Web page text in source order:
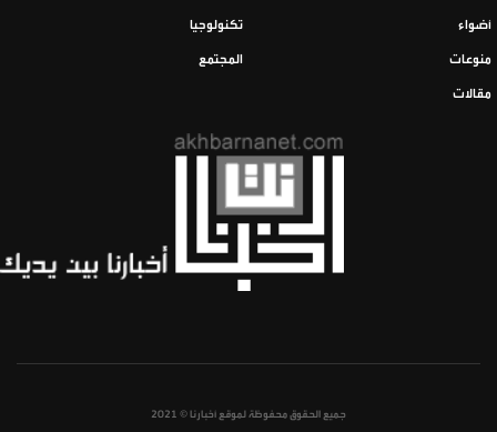
أضواء تكنولوجيا
منوعات المجتمع
مقالات
جميع الحقوق محفوظة لموقع أخبارنا © 2021